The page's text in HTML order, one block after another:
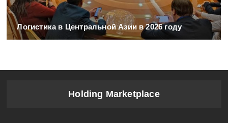
Логистика в Центральной Азии в 2026 году
Holding Marketplace